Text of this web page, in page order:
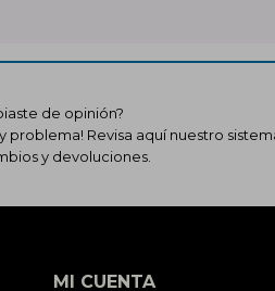
de opinión?
problema! Revisa aquí nuestro
y devoluciones.
MI CUENTA